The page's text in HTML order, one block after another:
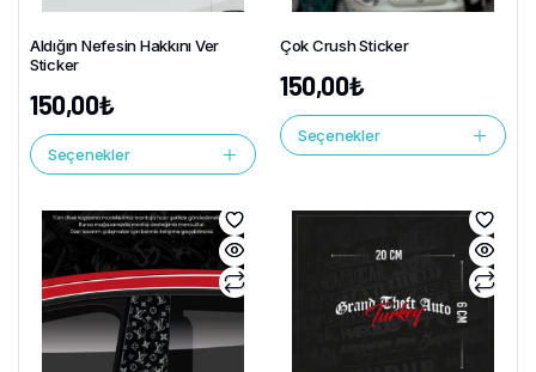
Aldığın Nefesin Hakkını Ver
Sticker
150,00₺
Seçenekler
Çok Crush Sticker
150,00₺
Seçenekler